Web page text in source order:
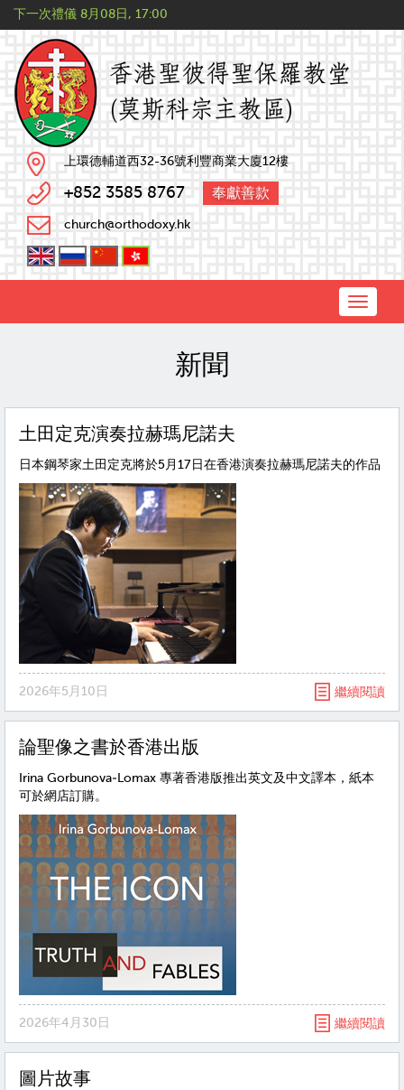
下一次禮儀 8月08日, 17:00
上環德輔道西32-36號利豐商業大廈12樓
+852 3585 8767 奉獻善款
church@orthodoxy.hk
Toggle
新聞
土田定克演奏拉赫瑪尼諾夫
日本鋼琴家土田定克將於5月17日在香港演奏拉赫瑪尼諾夫的作品
2026年5月10日 繼續閱讀
論聖像之書於香港出版
Irina Gorbunova‑Lomax 專著香港版推出英文及中文譯本，紙本
可於網店訂購。
2026年4月30日 繼續閱讀
圖片故事